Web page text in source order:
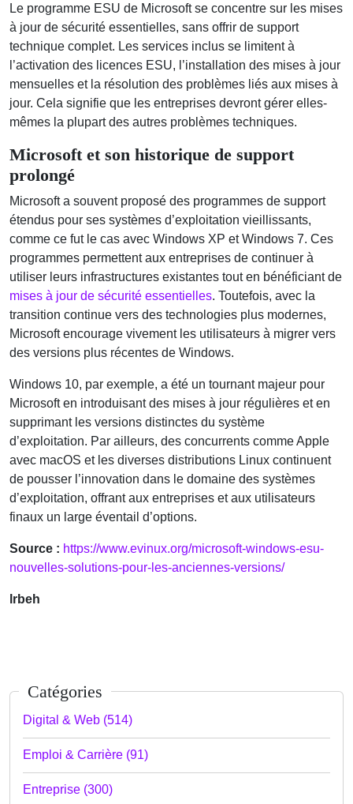
Le programme ESU de Microsoft se concentre sur les mises
à jour de sécurité essentielles, sans offrir de support
technique complet. Les services inclus se limitent à
l’activation des licences ESU, l’installation des mises à jour
mensuelles et la résolution des problèmes liés aux mises à
jour. Cela signifie que les entreprises devront gérer elles-
mêmes la plupart des autres problèmes techniques.
Microsoft et son historique de support
prolongé
Microsoft a souvent proposé des programmes de support
étendus pour ses systèmes d’exploitation vieillissants,
comme ce fut le cas avec Windows XP et Windows 7. Ces
programmes permettent aux entreprises de continuer à
utiliser leurs infrastructures existantes tout en bénéficiant de
mises à jour de sécurité essentielles. Toutefois, avec la
transition continue vers des technologies plus modernes,
Microsoft encourage vivement les utilisateurs à migrer vers
des versions plus récentes de Windows.
Windows 10, par exemple, a été un tournant majeur pour
Microsoft en introduisant des mises à jour régulières et en
supprimant les versions distinctes du système
d’exploitation. Par ailleurs, des concurrents comme Apple
avec macOS et les diverses distributions Linux continuent
de pousser l’innovation dans le domaine des systèmes
d’exploitation, offrant aux entreprises et aux utilisateurs
finaux un large éventail d’options.
Source : https://www.evinux.org/microsoft-windows-esu-
nouvelles-solutions-pour-les-anciennes-versions/
lrbeh
Catégories
Digital & Web (514)
Emploi & Carrière (91)
Entreprise (300)